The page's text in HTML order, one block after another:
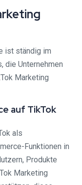
ist ständig im
die Unternehmen
Marketing
auf TikTok
als
Funktionen in
Produkte
Marketing